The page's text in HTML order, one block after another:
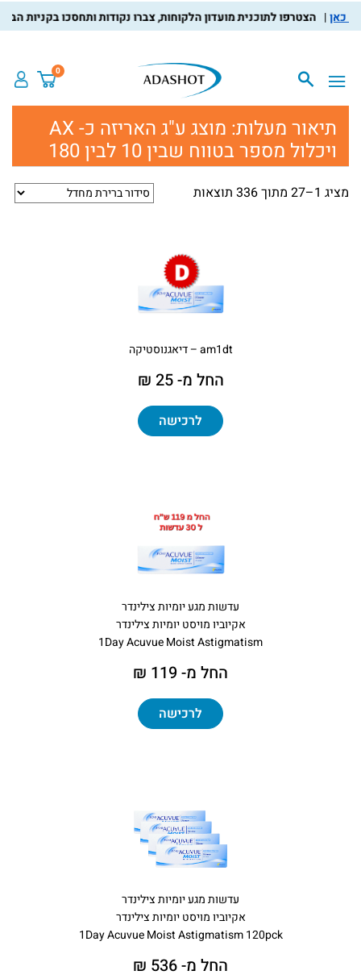
הצטרפו לתוכנית מועדון הלקוחות, צברו נקודות ותחסכו בקניות הבאות,
0
תיאור מעלות:
מוצג ע"ג האריזה כ- AX
ויכלול מספר בטווח שבין 10 לבין 180
מציג 1–27 מתוך 336 תוצאות
am1dt – דיאגנוסטיקה
החל מ- 25 ₪
לרכישה
עדשות מגע יומיות צילינדר
אקיוביו מויסט יומיות צילינדר
1Day Acuvue Moist Astigmatism
החל מ- 119 ₪
לרכישה
עדשות מגע יומיות צילינדר
אקיוביו מויסט יומיות צילינדר
1Day Acuvue Moist Astigmatism 120pck
החל מ- 536 ₪